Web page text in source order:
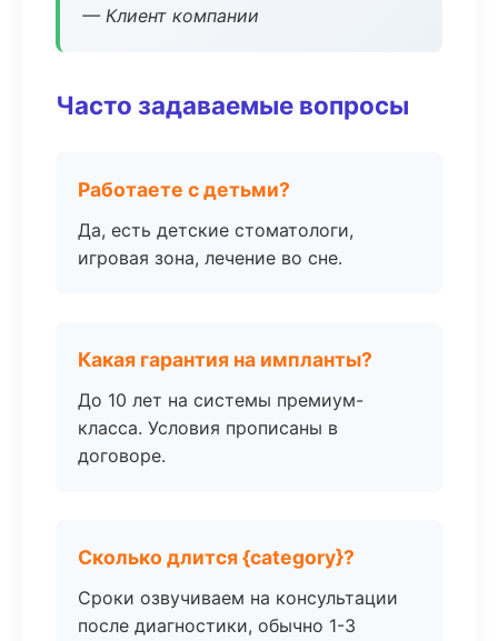
— Клиент компании
Часто задаваемые вопросы
Работаете с детьми?
Да, есть детские стоматологи,
игровая зона, лечение во сне.
Какая гарантия на импланты?
До 10 лет на системы премиум-
класса. Условия прописаны в
договоре.
Сколько длится {category}?
Сроки озвучиваем на консультации
после диагностики, обычно 1-3